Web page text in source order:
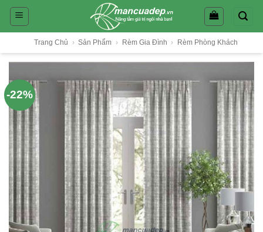
Skip
Trang Chủ › Sản Phẩm › Rèm Gia Đình › Rèm Phòng Khách
-22%